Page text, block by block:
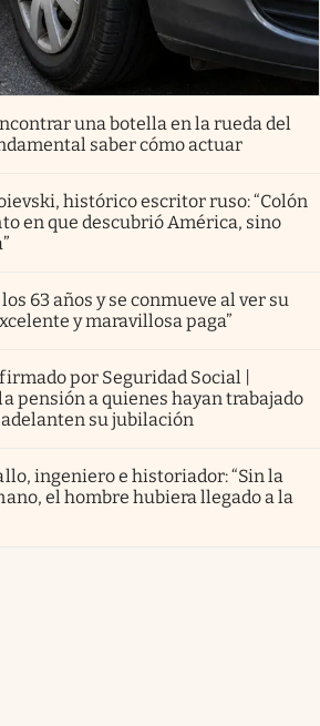
una botella en la rueda del
saber cómo actuar
histórico escritor ruso: “Colón
en que descubrió América, sino
63 años y se conmueve al ver su
y maravillosa paga”
por Seguridad Social |
pensión a quienes hayan trabajado
su jubilación
ingeniero e historiador: “Sin la
el hombre hubiera llegado a la